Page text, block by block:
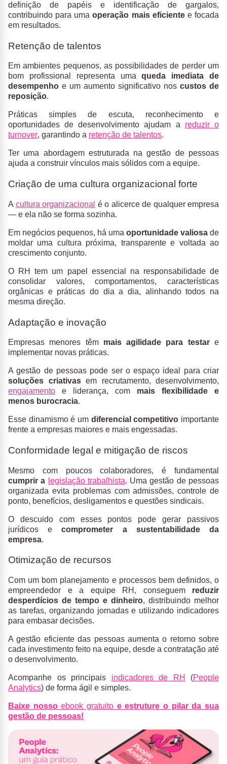
definição de papéis e identificação de gargalos,
contribuindo para umaoperação mais eficientee focada
em resultados.
Retenção de talentos
Em ambientes pequenos, as possibilidades de perder um
bom profissional representa umaqueda imediata de
desempenho e um aumento significativo nos custos de
reposição.
Práticas simples de escuta, reconhecimento e
oportunidades de desenvolvimento ajudam a reduzir o
turnover, garantindo a retenção de talentos.
Ter uma abordagem estruturada na gestão de pessoas
ajuda a construir vínculos mais sólidos com a equipe.
Criação de uma cultura organizacional forte
A cultura organizacional é o alicerce de qualquer empresa
— e ela não se forma sozinha.
Em negócios pequenos, há uma oportunidade valiosa de
moldar uma cultura próxima, transparente e voltada ao
crescimento conjunto.
O RH tem um papel essencial na responsabilidade de
consolidar valores, comportamentos, características
orgânicas e práticas do dia a dia, alinhando todos na
mesma direção.
Adaptação e inovação
Empresas menores têm mais agilidade para testare
implementar novas práticas.
A gestão de pessoas pode ser o espaço ideal para criar
soluções criativasem recrutamento, desenvolvimento,
engajamento e liderança, com mais flexibilidade e
menos burocracia.
Esse dinamismo é um diferencial competitivo importante
frente a empresas maiores e mais engessadas.
Conformidade legal e mitigação de riscos
Mesmo com poucos colaboradores, é fundamental
cumprir a legislação trabalhista. Uma gestão de pessoas
organizada evita problemas com admissões, controle de
ponto, benefícios, desligamentos e questões sindicais.
O descuido com esses pontos pode gerar passivos
jurídicos ecomprometer a sustentabilidade da
empresa.
Otimização de recursos
Com um bom planejamento e processos bem definidos, o
empreendedor e a equipe RH, conseguem reduzir
desperdícios de tempo e dinheiro, distribuindo melhor
as tarefas, organizando jornadas e utilizando indicadores
para embasar decisões.
A gestão eficiente das pessoas aumenta o retorno sobre
cada investimento feito na equipe, desde a contratação até
o desenvolvimento.
Acompanhe os principais indicadores de RH (People
Analytics) de forma ágil e simples.
Baixe nossoebook gratuito e estruture o pilar da sua
gestão de pessoas!